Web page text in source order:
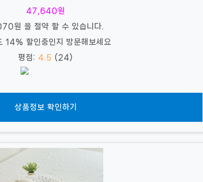
47,640원
원 을 절약 할 수 있습니다.
14% 할인중인지 방문해보세요
평점: 4.5 (24)
상품정보 확인하기